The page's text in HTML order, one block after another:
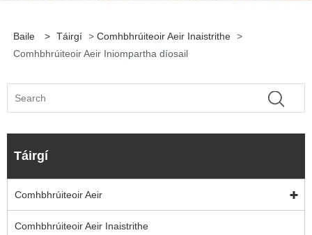
Baile > Táirgí > Comhbhrúiteoir Aeir Inaistrithe >
Comhbhrúiteoir Aeir Iniompartha díosail
Táirgí
Comhbhrúiteoir Aeir
Comhbhrúiteoir Aeir Inaistrithe